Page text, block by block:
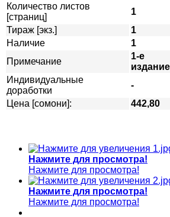
Количество листов
[страниц]
1
Тираж [экз.]
1
Наличие
1
Примечание
1-е
издание
Индивидуальные
доработки
-
Цена [сомони]:
442,80
Нажмите для просмотра!
Нажмите для просмотра!
Нажмите для просмотра!
Нажмите для просмотра!